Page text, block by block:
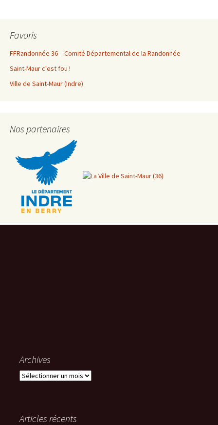
Favoris
FFRandonnée 36 – Comité Départemental de la Randonnée
Saint-Maur c'est fou !
Ville de Saint-Maur (Indre)
Nos partenaires
Archives
Archives
Articles récents